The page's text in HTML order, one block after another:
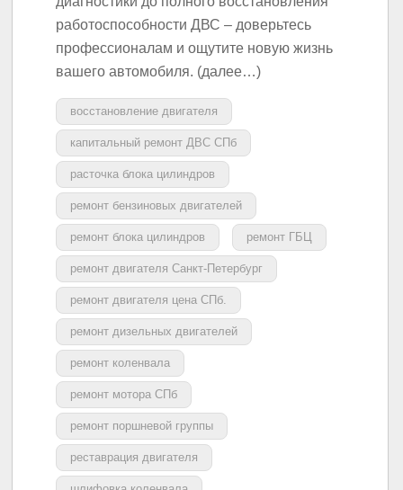
работоспособности ДВС – доверьтесь
профессионалам и ощутите новую жизнь
вашего автомобиля. (далее…)
восстановление двигателя
капитальный ремонт ДВС СПб
расточка блока цилиндров
ремонт бензиновых двигателей
ремонт блока цилиндров ремонт ГБЦ
ремонт двигателя Санкт-Петербург
ремонт двигателя цена СПб.
ремонт дизельных двигателей
ремонт коленвала
ремонт мотора СПб
ремонт поршневой группы
реставрация двигателя